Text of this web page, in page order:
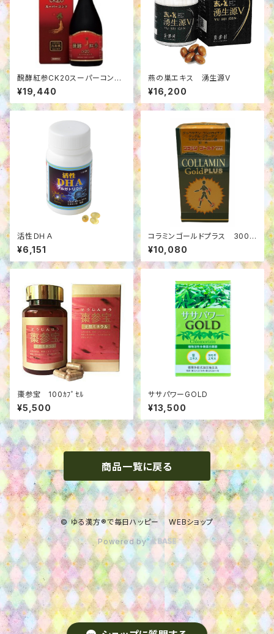
醗酵紅参CK20スーパーコン
ク 500㎖
¥19,440
燕の巣エキス 湧生源V
¥16,200
活性ＤＨＡ
¥6,151
コラミンゴールドプラス 300
粒
¥10,080
棗参宝 100ｶﾌﾟｾﾙ
¥5,500
ササパワーGOLD
¥13,500
商品一覧に戻る
© ゆる漢方®で毎日ハッピー WEBショップ
Powered by